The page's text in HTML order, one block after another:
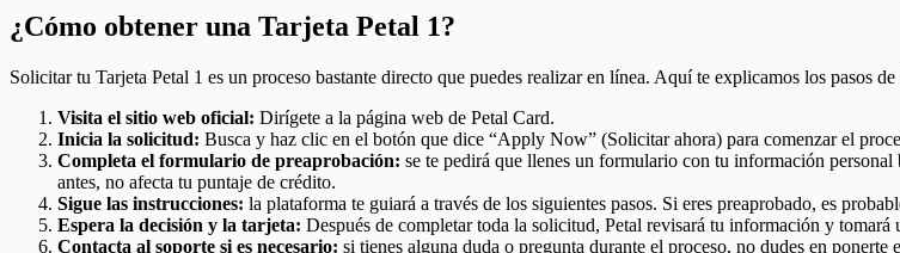
¿Cómo obtener una Tarjeta Petal 1?
Solicitar tu Tarjeta Petal 1 es un proceso bastante directo que puedes realizar en línea. Aquí te explicamos los pasos
Visita el sitio web oficial: Dirígete a la página web de Petal Card.
Inicia la solicitud: Busca y haz clic en el botón que dice “Apply Now” (Solicitar ahora) para comenzar el
Completa el formulario de preaprobación: se te pedirá que llenes un formulario con tu información
antes, no afecta tu puntaje de crédito.
Sigue las instrucciones: la plataforma te guiará a través de los siguientes pasos. Si eres preaprobado, es
Espera la decisión y la tarjeta: Después de completar toda la solicitud, Petal revisará tu información y
Contacta al soporte si es necesario: si tienes alguna duda o pregunta durante el proceso, no dudes en